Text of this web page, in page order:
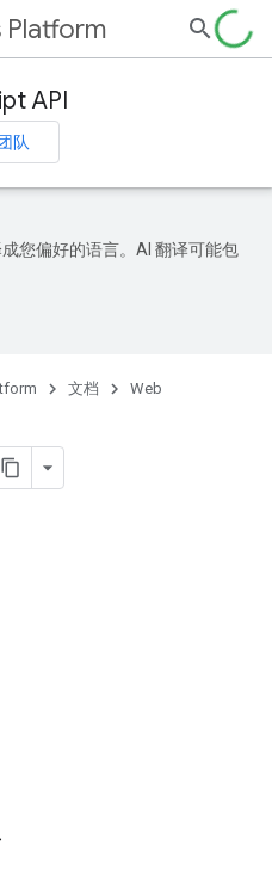
Platform
API
队
您偏好的语言。AI 翻译可能包
文档
Web